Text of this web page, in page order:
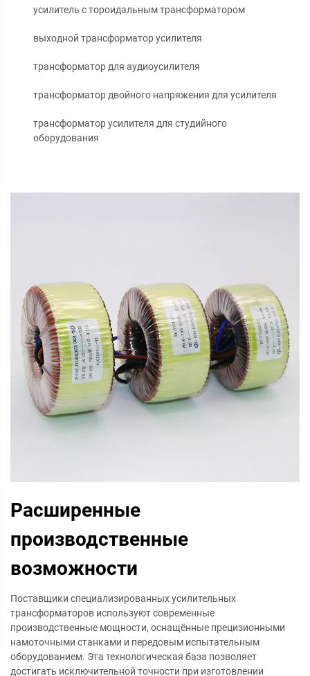
усилитель с тороидальным трансформатором
выходной трансформатор усилителя
трансформатор для аудиоусилителя
трансформатор двойного напряжения для усилителя
трансформатор усилителя для студийного
оборудования
Расширенные
производственные
возможности
Поставщики специализированных усилительных
трансформаторов используют современные
производственные мощности, оснащённые прецизионными
намоточными станками и передовым испытательным
оборудованием. Эта технологическая база позволяет
достигать исключительной точности при изготовлении